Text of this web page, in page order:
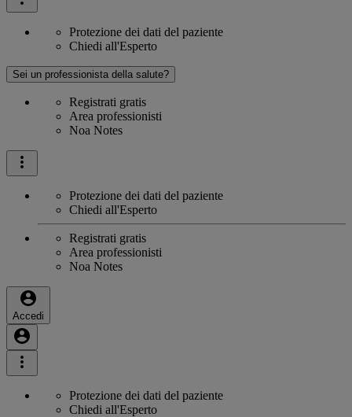
Protezione dei dati del paziente
Chiedi all'Esperto
Sei un professionista della salute?
Registrati gratis
Area professionisti
Noa Notes
Protezione dei dati del paziente
Chiedi all'Esperto
Registrati gratis
Area professionisti
Noa Notes
Accedi
Protezione dei dati del paziente
Chiedi all'Esperto